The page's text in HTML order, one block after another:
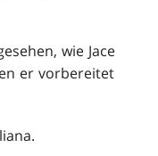
wie Jace
er vorbereitet